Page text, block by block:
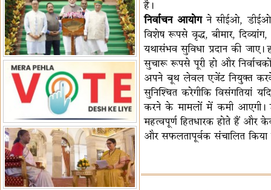
विस्तार
'एनसीसी को मजबूत करना राष्ट्रीय
जिम्मेदारी'
भारत-ऑस्ट्रेलिया ने खेल संबंधों का
जश्न मनाया
'भारत को फुटबॉल में भी वैश्विक
पहचान दिलाएं'
अल्पसंख्यक मंत्री ने की हज
नीति-2027 की घोषणा
राखीगढ़ी में मिले मानव कंकाल
अवशेष
राष्ट्रपति ने कूनो उद्यान में चीता
प्रबंधन देखा
है।
निर्वाचन आयोगने सीईओ, डीईओ,
विशेष रूपसे वृद्ध, बीमार,
यथासंभव सुविधा प्रदान की जाए।
सुचारू रूपसे पूरी हो और
अपने बूथ लेवल एजेंट नियुक्त करके
सुनिश्चित करेगीकि विसंगतियां
करने के मामलों में कमी आएगी।
महत्वपूर्ण हितधारक होते हैं और
और सफलतापूर्वक संचालित किया